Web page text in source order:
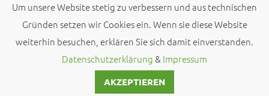
Folgt uns auch auf Social Media!
© 2026 byHundehilfe Mariechen e.V.
Um unsere Website stetig zu verbessern und aus technischen
Gründen setzen wir Cookies ein. Wenn sie diese Website
weiterhin besuchen, erklären Sie sich damit einverstanden.
Datenschutzerklärung& Impressum
AKZEPTIEREN